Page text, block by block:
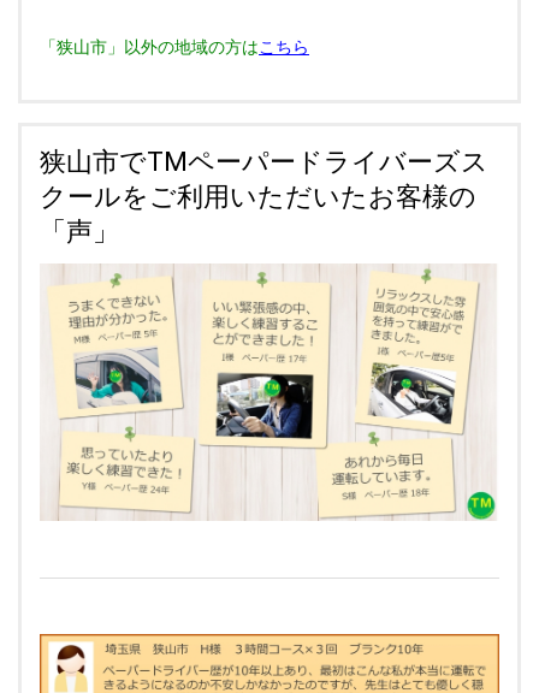
「狭山市」以外の地域の方はこちら
狭山市でTMペーパードライバーズス
クールをご利用いただいたお客様の
「声」